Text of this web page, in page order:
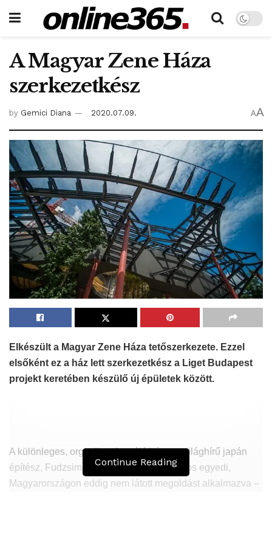
A Magyar Zene Háza
szerkezetkész
by Gemici Diana 2020.07.09. AA
Elkészült a Magyar Zene Háza tetőszerkezete. Ezzel
elsőként ez a ház lett szerkezetkész a Liget Budapest
projekt keretében készülő új épületek között.
A különleges, organikus formájú házat a világhírű japán
építész, Fudzsimoto Szou tervezte. Számos egyedi,
Magyarországon eddig nem látott megoldást alkalmazva –
Continue Reading